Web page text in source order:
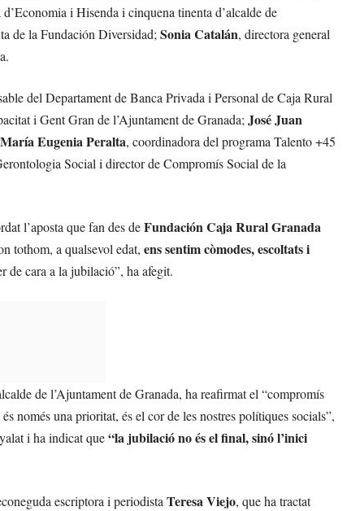
d’Economia i Hisenda i cinquena tinenta d’alcalde de
de la Fundación Diversidad; Sonia Catalán, directora general
del Departament de Banca Privada i Personal de Caja Rural
i Gent Gran de l’Ajuntament de Granada; José Juan
María Eugenia Peralta, coordinadora del programa Talento +45
Social i director de Compromís Social de la
l’aposta que fan des deFundación Caja Rural Granada
tothom, a qualsevol edat, ens sentim còmodes, escoltats i
de cara a la jubilació”, ha afegit.
de l’Ajuntament de Granada, ha reafirmat el “compromís
només una prioritat, és el cor de les nostres polítiques socials”,
i ha indicat que“la jubilació no és el final, sinó l’inici
escriptora i periodista Teresa Viejo, que ha tractat